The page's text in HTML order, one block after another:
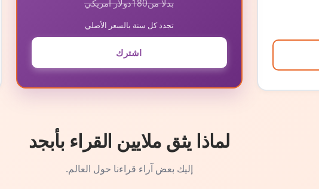
بدلا من180دولار أمريكي
تجدد كل سنة بالسعر الأصلي
اشترك
لماذا يثق ملايين القراء بأبجد
إليك بعض آراء قراءنا حول العالم.